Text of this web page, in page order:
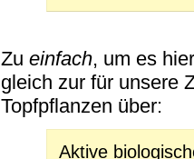
Zu einfach, um es
gleich zur für unsere
Topfpflanzen über:
Aktive